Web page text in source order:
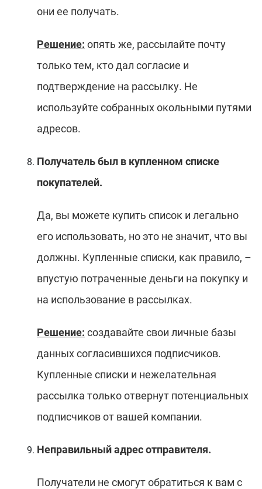
они ее получать.
Решение: опять же, рассылайте почту
только тем, кто дал согласие и
подтверждение на рассылку. Не
используйте собранных окольными путями
адресов.
Получатель был в купленном списке
покупателей.
Да, вы можете купить список и легально
его использовать, но это не значит, что вы
должны. Купленные списки, как правило, –
впустую потраченные деньги на покупку и
на использование в рассылках.
Решение: создавайте свои личные базы
данных согласившихся подписчиков.
Купленные списки и нежелательная
рассылка только отвернут потенциальных
подписчиков от вашей компании.
Неправильный адрес отправителя.
Получатели не смогут обратиться к вам с